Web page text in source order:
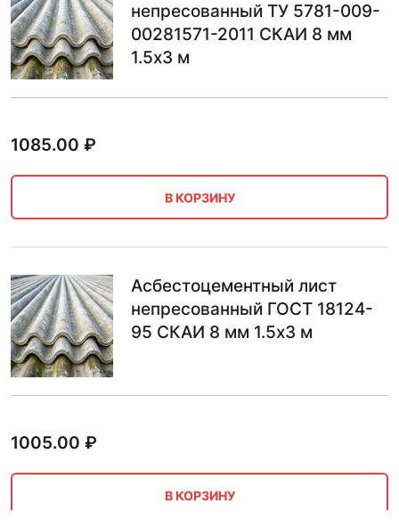
непресованный ТУ 5781-009-
00281571-2011 СКАИ 8 мм
1.5х3 м
1085.00 ₽
В КОРЗИНУ
Асбестоцементный лист
непресованный ГОСТ 18124-
95 СКАИ 8 мм 1.5х3 м
1005.00 ₽
В КОРЗИНУ